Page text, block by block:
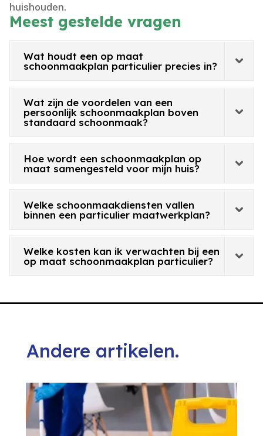
huishouden.​
Meest gestelde vragen
Wat houdt een op maat
schoonmaakplan particulier precies in?
Wat zijn de voordelen van een
persoonlijk schoonmaakplan boven
standaard schoonmaak?
Hoe wordt een schoonmaakplan op
maat samengesteld voor mijn huis?
Welke schoonmaakdiensten vallen
binnen een particulier maatwerkplan?
Welke kosten kan ik verwachten bij een
op maat schoonmaakplan particulier?
Andere artikelen.